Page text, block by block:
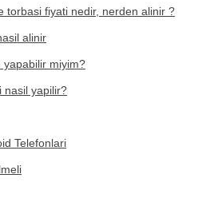
torbasi fiyati nedir, nerden alinir ?
alinir
yapabilir miyim?
nasil yapilir?
Telefonlari